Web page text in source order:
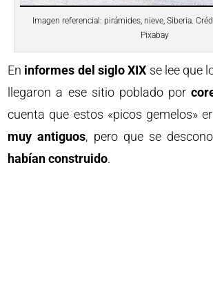
Imagen referencial: pirámides, nieve, Siberia.
Pixabay
En informes del siglo XIX se lee que
llegaron a ese sitio poblado por
cuenta que estos «picos gemelos»
muy antiguos, pero que se
habían construido.